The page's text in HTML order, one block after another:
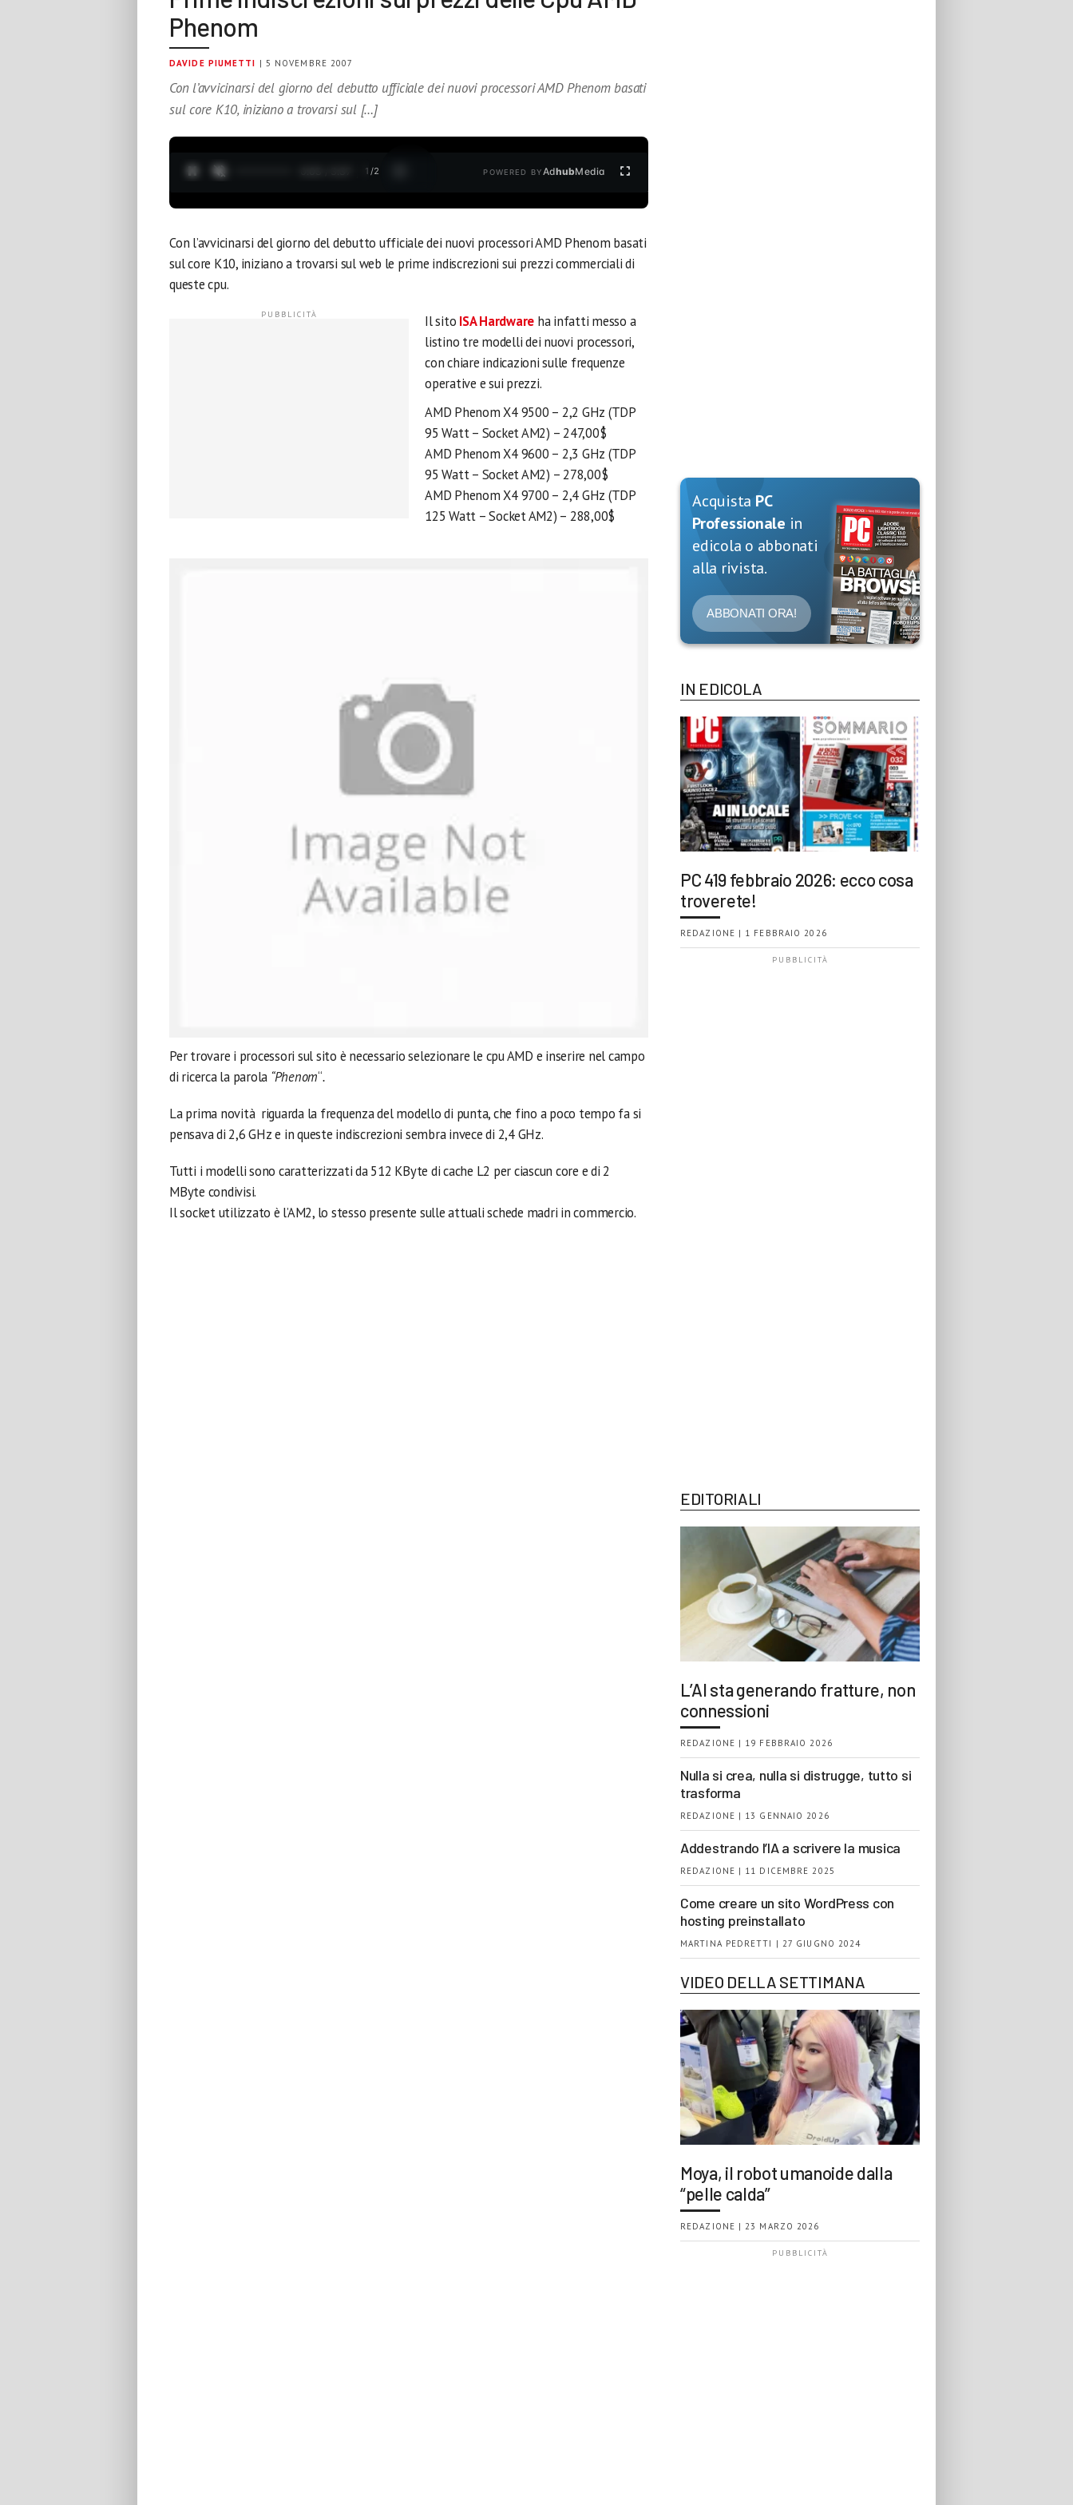
Phenom
DAVIDE PIUMETTI | 5 NOVEMBRE 2007
Con l’avvicinarsi del giorno del debutto ufficiale dei nuovi processori AMD Phenom basati
sul core K10, iniziano a trovarsi sul […]
1 /2 POWERED BYAdhubMedia
Con l’avvicinarsi del giorno del debutto ufficiale dei nuovi processori AMD Phenom basati
sul core K10, iniziano a trovarsi sul web le prime indiscrezioni sui prezzi commerciali di
queste cpu.
Il sito ISA Hardware ha infatti messo a
listino tre modelli dei nuovi processori,
con chiare indicazioni sulle frequenze
operative e sui prezzi.
AMD Phenom X4 9500 – 2,2 GHz (TDP
95 Watt – Socket AM2) – 247,00$
AMD Phenom X4 9600 – 2,3 GHz (TDP
95 Watt – Socket AM2) – 278,00$
AMD Phenom X4 9700 – 2,4 GHz (TDP
125 Watt – Socket AM2) – 288,00$
Per trovare i processori sul sito è necessario selezionare le cpu AMD e inserire nel campo
di ricerca la parola “Phenom“.
La prima novità riguarda la frequenza del modello di punta, che fino a poco tempo fa si
pensava di 2,6 GHz e in queste indiscrezioni sembra invece di 2,4 GHz.
Tutti i modelli sono caratterizzati da 512 KByte di cache L2 per ciascun core e di 2
MByte condivisi.
Il socket utilizzato è l’AM2, lo stesso presente sulle attuali schede madri in commercio.
Acquista PC
Professionale in
edicola o abbonati
alla rivista.
ABBONATI ORA!
IN EDICOLA
PC 419 febbraio 2026: ecco cosa
troverete!
REDAZIONE | 1 FEBBRAIO 2026
EDITORIALI
L’AI sta generando fratture, non
connessioni
REDAZIONE | 19 FEBBRAIO 2026
Nulla si crea, nulla si distrugge, tutto si
trasforma
REDAZIONE | 13 GENNAIO 2026
Addestrando l’IA a scrivere la musica
REDAZIONE | 11 DICEMBRE 2025
Come creare un sito WordPress con
hosting preinstallato
MARTINA PEDRETTI | 27 GIUGNO 2024
VIDEO DELLA SETTIMANA
Moya, il robot umanoide dalla
“pelle calda”
REDAZIONE | 23 MARZO 2026